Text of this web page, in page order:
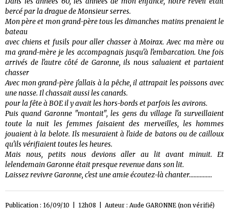
bercé par la drague de Monsieur serres.
Mon père et mon grand-père tous les dimanches matins prenaient le
bateau
avec chiens et fusils pour aller chasser à Moirax. Avec ma mère ou
ma grand-mère je les accompagnais jusqu'à l'embarcation. Une fois
arrivés de l'autre côté de Garonne, ils nous saluaient et partaient
chasser
Avec mon grand-père j'allais à la pêche, il attrapait les poissons avec
une nasse. Il chassait aussi les canards.
pour la fête à BOE il y avait les hors-bords et parfois les avirons.
Puis quand Garonne "montait", les gens du village l'a surveillaient
toute la nuit les femmes faisaient des merveilles, les hommes
jouaient à la belote. Ils mesuraient à l'aide de batons ou de cailloux
qu'ils vérifiaient toutes les heures.
Mais nous, petits nous devions aller au lit avant minuit. Et
lelendemain Garonne était presque revenue dans son lit.
Laissez revivre Garonne, c'est une amie écoutez-là chanter...............
Publication : 16/09/10 | 12h08 | Auteur : Aude GARONNE (non vérifié)